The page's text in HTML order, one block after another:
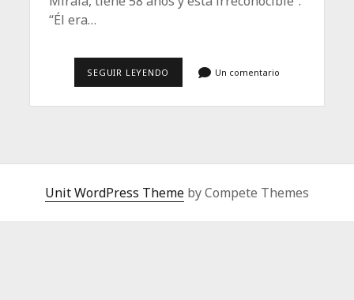
“Él era…
SEGUIR LEYENDO “MÍRALA, Un comentario
Unit WordPress Theme by Compete Themes